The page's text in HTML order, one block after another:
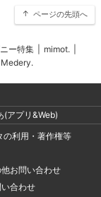
ページの先頭へ
ー特集 mimot.
Medery.
(アプリ&Web)
の利用・著作権等
お問い合わせ
合わせ